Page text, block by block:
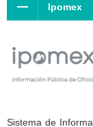
Ipomex
Sistema de